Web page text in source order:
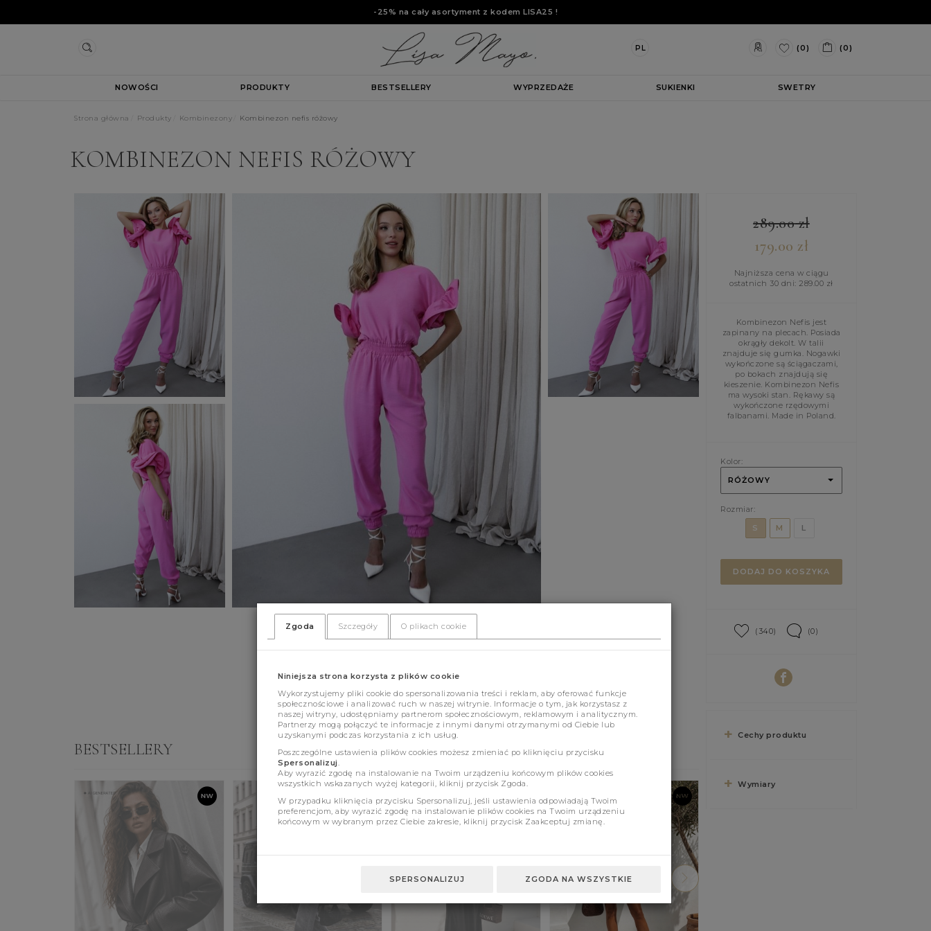
-25% na cały asortyment z kodem LISA25 !
PL (0) (0)
NOWOŚCI PRODUKTY BESTSELLERY WYPRZEDAŻE SUKIENKI SWETRY
Strona główna Produkty Kombinezony Kombinezon nefis różowy
KOMBINEZON NEFIS RÓŻOWY
289.00zł
179.00 zł
Najniższa cena w ciągu
ostatnich 30 dni: 289.00 zł
Kombinezon Nefis jest
zapinany na plecach. Posiada
okrągły dekolt. W talii
znajduje się gumka. Nogawki
wykończone są ściągaczami,
po bokach znajdują się
kieszenie. Kombinezon Nefis
ma wysoki stan. Rękawy są
wykończone rzędowymi
falbanami. Made in Poland.
Kolor:
RÓŻOWY
Rozmiar:
S
M L
DODAJ DO KOSZYKA
(340) (0)
Cechy produktu
Wymiary
BESTSELLERY
Zgoda Szczegóły O plikach cookie
Niniejsza strona korzysta z plików cookie
Wykorzystujemy pliki cookie do spersonalizowania treści i reklam, aby oferować funkcje
społecznościowe i analizować ruch w naszej witrynie. Informacje o tym, jak korzystasz z
naszej witryny, udostępniamy partnerom społecznościowym, reklamowym i analitycznym.
Partnerzy mogą połączyć te informacje z innymi danymi otrzymanymi od Ciebie lub
uzyskanymi podczas korzystania z ich usług.
Poszczególne ustawienia plików cookies możesz zmieniać po kliknięciu przycisku
Spersonalizuj
Aby wyrazić zgodę na instalowanie na Twoim urządzeniu końcowym plików cookies
wszystkich wskazanych wyżej kategorii, kliknij przycisk Zgoda.
W przypadku kliknięcia przycisku Spersonalizuj, jeśli ustawienia odpowiadają Twoim
preferencjom, aby wyrazić zgodę na instalowanie plików cookies na Twoim urządzeniu
końcowym w wybranym przez Ciebie zakresie, kliknij przycisk Zaakceptuj zmianę.
SPERSONALIZUJ ZGODA NA WSZYSTKIE